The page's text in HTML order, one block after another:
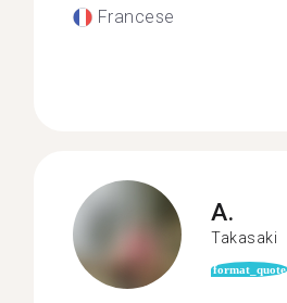
Francese
A.
Takasaki
format_quote